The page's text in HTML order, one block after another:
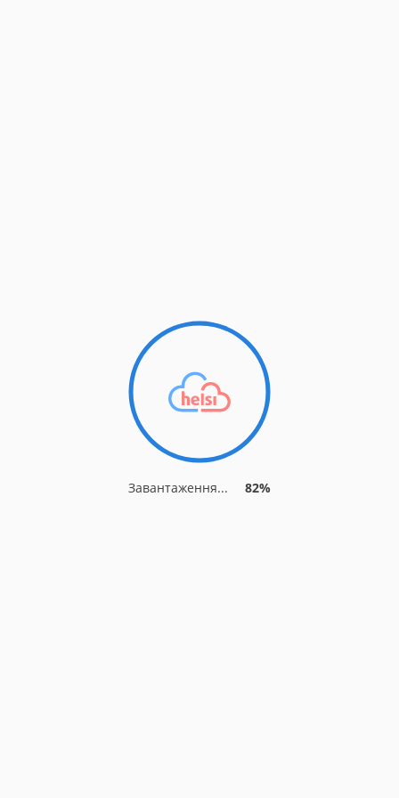
Завантаження... 82%